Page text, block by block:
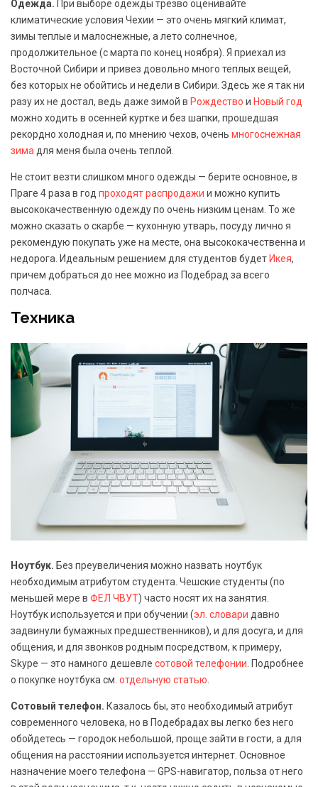
Одежда. При выборе одежды трезво оценивайте
климатические условия Чехии — это очень мягкий климат,
зимы теплые и малоснежные, а лето солнечное,
продолжительное (с марта по конец ноября). Я приехал из
Восточной Сибири и привез довольно много теплых вещей,
без которых не обойтись и недели в Сибири. Здесь же я так ни
разу их не достал, ведь даже зимой в Рождество и Новый год
можно ходить в осенней куртке и без шапки, прошедшая
рекордно холодная и, по мнению чехов, очень многоснежная
зима для меня была очень теплой.
Не стоит везти слишком много одежды — берите основное, в
Праге 4 раза в год проходят распродажи и можно купить
высококачественную одежду по очень низким ценам. То же
можно сказать о скарбе — кухонную утварь, посуду лично я
рекомендую покупать уже на месте, она высококачественна и
недорога. Идеальным решением для студентов будетИкея,
причем добраться до нее можно из Подебрад за всего
полчаса.
Техника
Ноутбук. Без преувеличения можно назвать ноутбук
необходимым атрибутом студента. Чешские студенты (по
меньшей мере в ФЕЛ ЧВУТ) часто носят их на занятия.
Ноутбук используется и при обучении (эл. словари давно
задвинули бумажных предшественников), и для досуга, и для
общения, и для звонков родным посредством, к примеру,
Skype — это намного дешевле сотовой телефонии. Подробнее
о покупке ноутбука см. отдельную статью.
Сотовый телефон. Казалось бы, это необходимый атрибут
современного человека, но в Подебрадах вы легко без него
обойдетесь — городок небольшой, проще зайти в гости, а для
общения на расстоянии используется интернет. Основное
назначение моего телефона — GPS-навигатор, польза от него